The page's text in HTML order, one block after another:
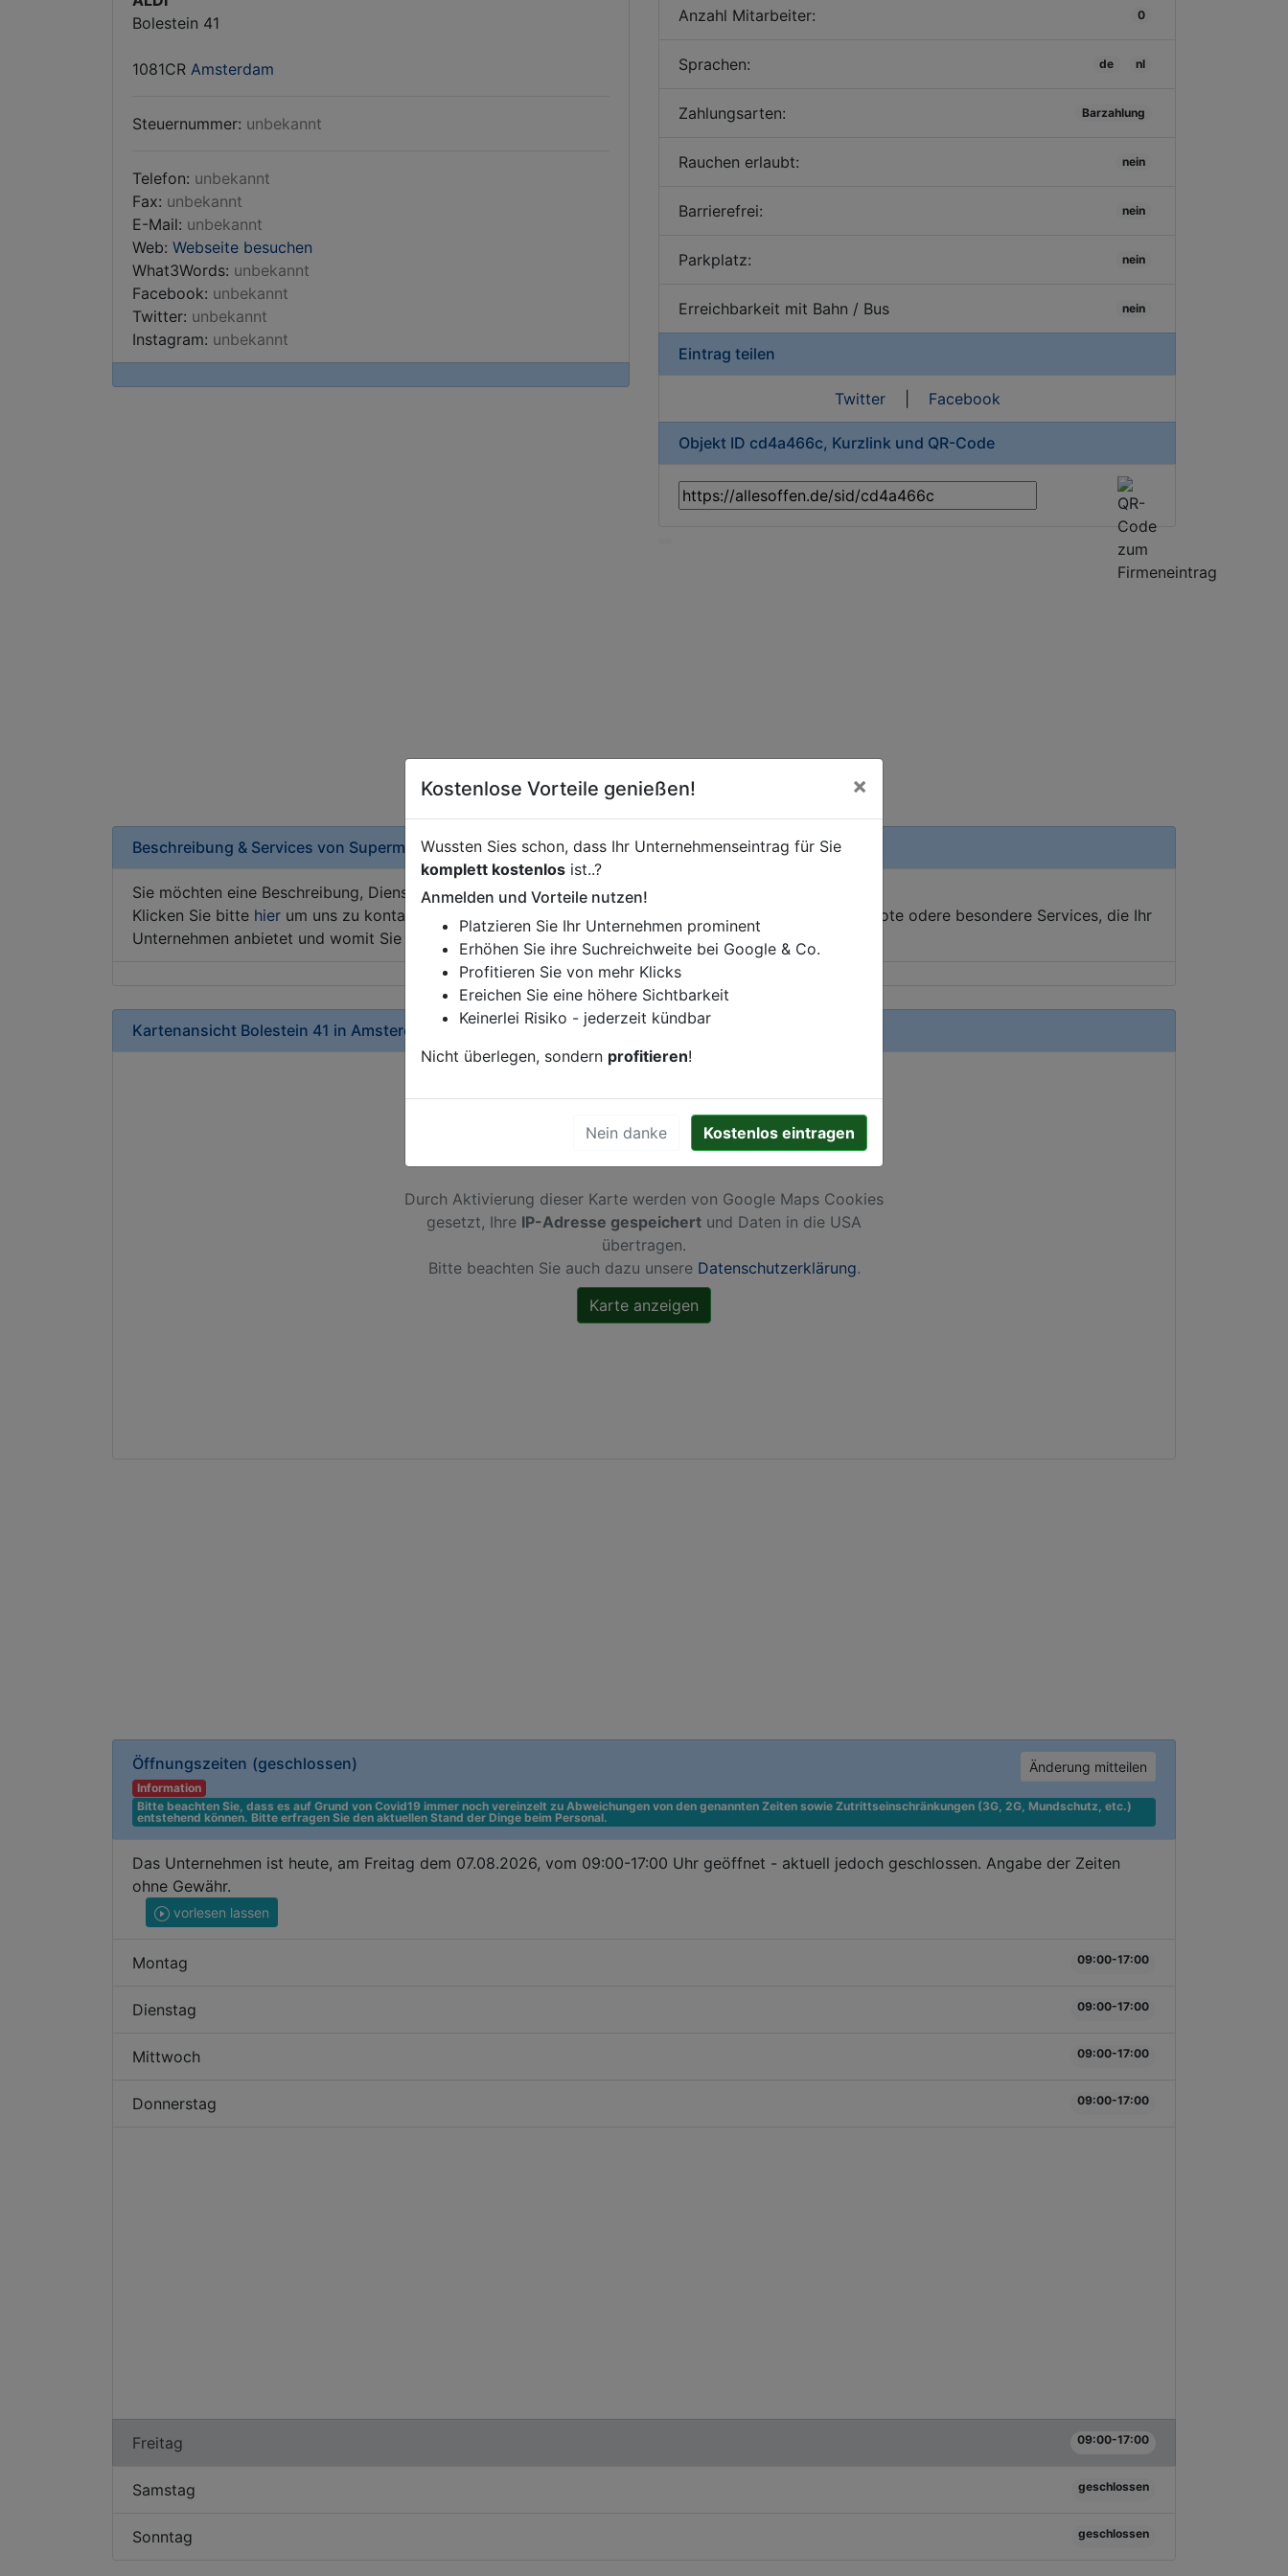
Bolestein 41
1081CR Amsterdam
Steuernummer: unbekannt
Telefon: unbekannt
Fax: unbekannt
E-Mail: unbekannt
Web: Webseite besuchen
What3Words: unbekannt
Facebook: unbekannt
Twitter: unbekannt
Instagram: unbekannt
Öffnungszeiten (geschlossen) Änderung mitteilen
Information
Bitte beachten Sie, dass es auf Grund von Covid19 immer noch vereinzelt zu Abweichungen von den genannten Zeiten sowie Zutrittseinschränkungen (3G, 2G, Mundschutz, etc.)
entstehend können. Bitte erfragen Sie den aktuellen Stand der Dinge beim Personal.
Das Unternehmen ist heute, am Freitag dem 07.08.2026, vom 09:00-17:00 Uhr geöffnet - aktuell jedoch geschlossen. Angabe der Zeiten
ohne Gewähr.
vorlesen lassen
Montag 09:00-17:00
Dienstag 09:00-17:00
Mittwoch 09:00-17:00
Donnerstag 09:00-17:00
Freitag 09:00-17:00
Samstag geschlossen
Sonntag geschlossen
Anzahl Mitarbeiter: 0
Sprachen: de nl
Zahlungsarten: Barzahlung
Rauchen erlaubt: nein
Barrierefrei: nein
Parkplatz: nein
Erreichbarkeit mit Bahn / Bus nein
Eintrag teilen
Twitter| Facebook
Objekt ID cd4a466c, Kurzlink und QR-Code
Beschreibung & Services von Supermarkt
Sie möchten eine Beschreibung, Dienstleistung oder andere relevante Informationen hinzufügen?
Klicken Sie bitte hier um uns zu kontaktieren. Gerne erweitern wir Ihren Firmeneintrag um Sonderangebote odere besondere Services, die Ihr
Unternehmen anbietet und womit Sie sich von Ihren Wettbewerbern abheben.
Kartenansicht Bolestein 41 in Amsterdam
Durch Aktivierung dieser Karte werden von Google Maps Cookies
gesetzt, Ihre IP-Adresse gespeichert und Daten in die USA
übertragen.
Bitte beachten Sie auch dazu unsere Datenschutzerklärung.
Kostenlose Vorteile genießen! ×
Wussten Sies schon, dass Ihr Unternehmenseintrag für Sie
komplett kostenlos ist..?
Anmelden und Vorteile nutzen!
Platzieren Sie Ihr Unternehmen prominent
Erhöhen Sie ihre Suchreichweite bei Google & Co.
Profitieren Sie von mehr Klicks
Ereichen Sie eine höhere Sichtbarkeit
Keinerlei Risiko - jederzeit kündbar
Nicht überlegen, sondern profitieren!
Nein danke Kostenlos eintragen